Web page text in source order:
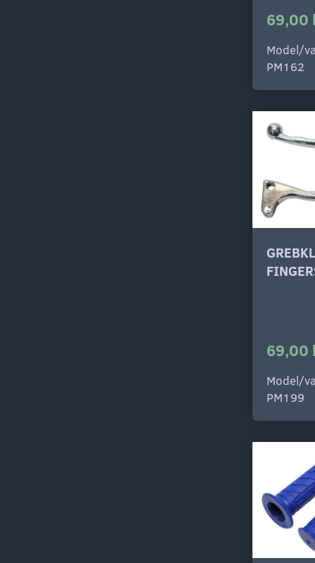
69,00
Model/
PM162
69,00
Model/
PM199